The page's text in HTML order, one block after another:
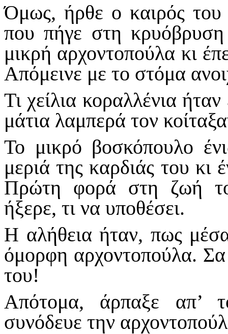
Όμως, ήρθε ο καιρός
που πήγε στη κρυόβρυση
μικρή αρχοντοπούλα κι
Απόμεινε με το στόμα
Τι χείλια κοραλλένια
μάτια λαμπερά τον
Το μικρό βοσκόπουλο
μεριά της καρδιάς του
Πρώτη φορά στη ζωή
ήξερε, τι να υποθέσει.
Η αλήθεια ήταν, πως
όμορφη αρχοντοπούλα.
του!
Απότομα, άρπαξε απ’
συνόδευε την